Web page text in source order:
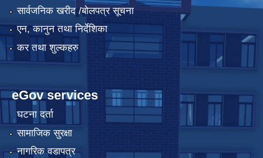
सार्वजनिक खरीद /बोलपत्र सूचना
एन, कानुन तथा निर्देशिका
कर तथा शुल्कहरु
eGov services
घटना दर्ता
सामाजिक सुरक्षा
नागरिक वडापत्र